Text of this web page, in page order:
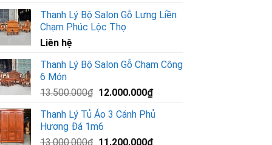
Thanh Lý Bộ Salon Gỗ Lưng Liền
Chạm Phúc Lộc Thọ
Liên hệ
Thanh Lý Bộ Salon Gỗ Chạm Công
6 Món
13.500.000₫ Giá
là:
13.500.000₫.
12.000.000₫Giá
tại
Thanh Lý Tủ Áo 3 Cánh Phủ
Hương Đá 1m6
13.000.000₫ Giá
11.200.000₫Giá